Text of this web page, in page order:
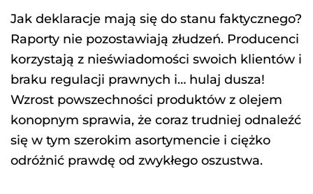
Jak deklaracje mają się do stanu faktycznego?
Raporty nie pozostawiają złudzeń. Producenci
korzystają z nieświadomości swoich klientów i
braku regulacji prawnych i… hulaj dusza!
Wzrost powszechności produktów z olejem
konopnym sprawia, że coraz trudniej odnaleźć
się w tym szerokim asortymencie i ciężko
odróżnić prawdę od zwykłego oszustwa.